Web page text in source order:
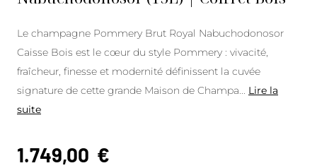
Le champagne Pommery Brut Royal Nabuchodonosor
Caisse Bois est le cœur du style Pommery : vivacité,
fraîcheur, finesse et modernité définissent la cuvée
signature de cette grande Maison de Champa
Lire la
suite
1.749,00 €